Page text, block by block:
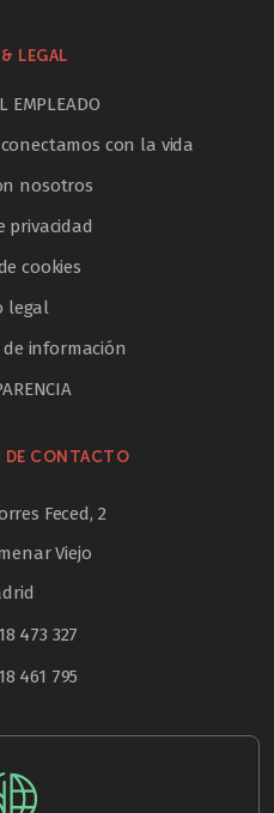
LEGAL
EMPLEADO
con la vida
nosotros
privacidad
cookies
legal
información
DE CONTACTO
Feced, 2
Viejo
473 327
461 795